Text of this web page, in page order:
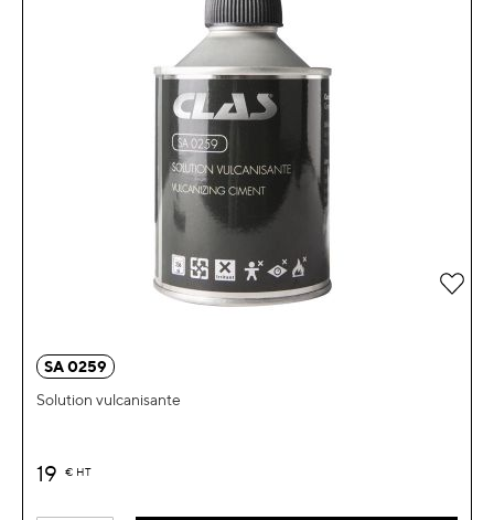
SA 0259
Solution vulcanisante
19 € HT